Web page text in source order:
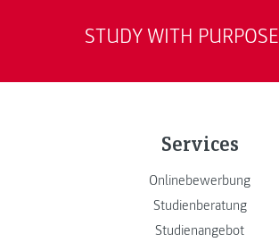
STUDY WITH PURPOSE
Services
Onlinebewerbung
Studienberatung
Studienangebot